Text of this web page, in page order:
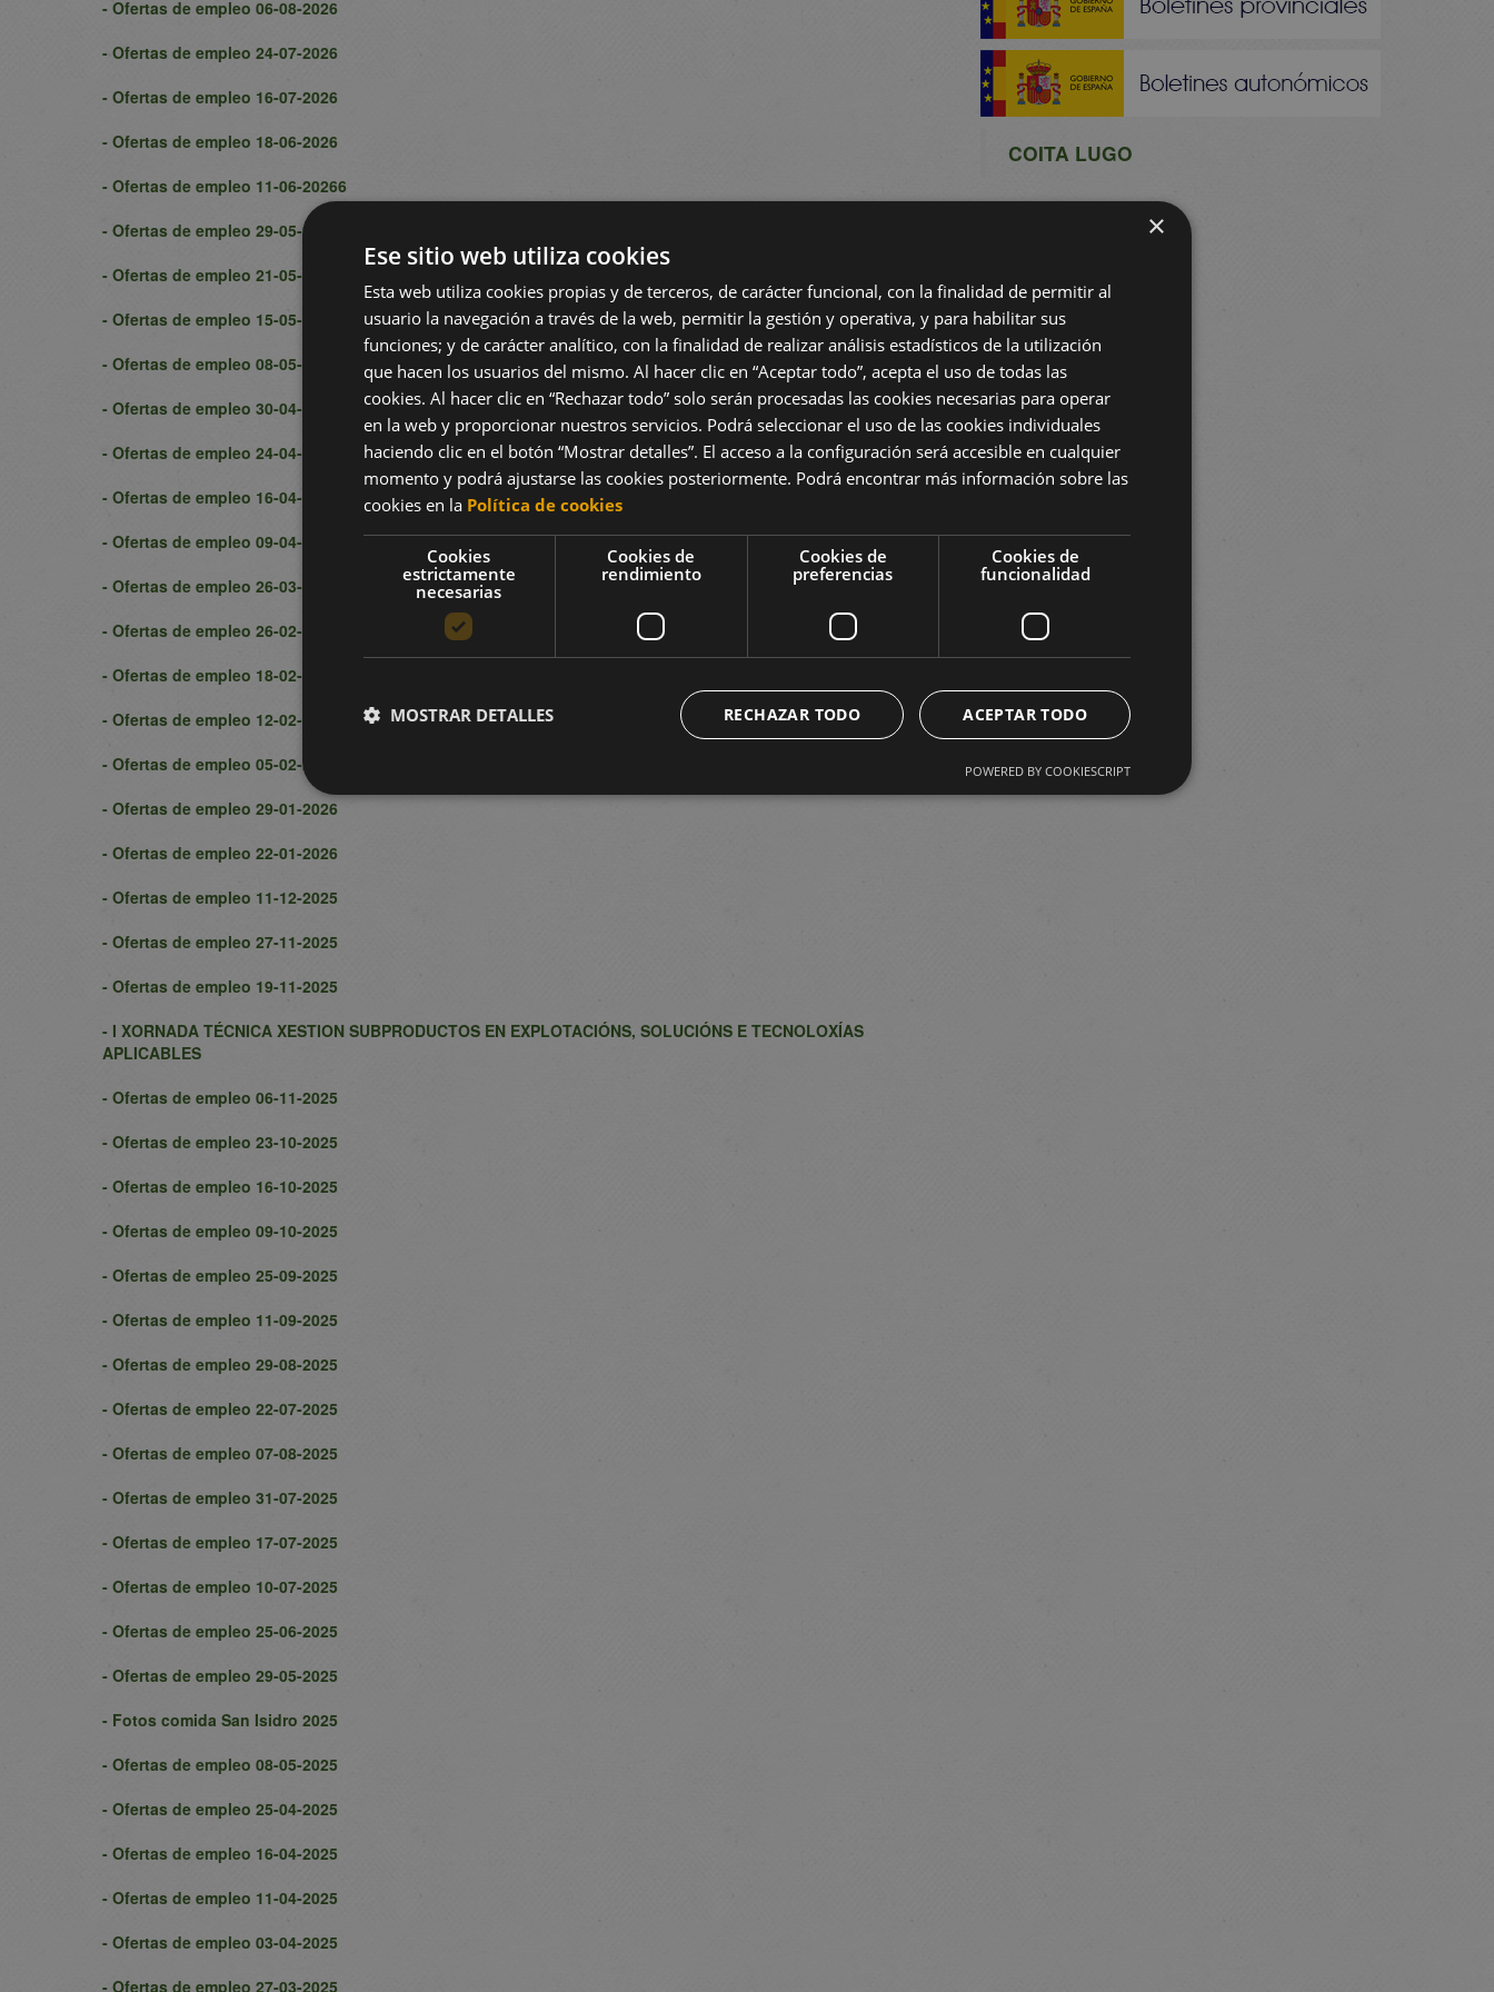
- Ofertas de empleo 06-08-2026
- Ofertas de empleo 24-07-2026
- Ofertas de empleo 16-07-2026
- Ofertas de empleo 18-06-2026
- Ofertas de empleo 11-06-20266
- Ofertas de empleo 29-05-2026
- Ofertas de empleo 21-05-2026
- Ofertas de empleo 15-05-2026
- Ofertas de empleo 08-05-2026
- Ofertas de empleo 30-04-2026
- Ofertas de empleo 24-04-2026
- Ofertas de empleo 16-04-2026
- Ofertas de empleo 09-04-2026
- Ofertas de empleo 26-03-2026
- Ofertas de empleo 26-02-2026
- Ofertas de empleo 18-02-2026
- Ofertas de empleo 12-02-2026
- Ofertas de empleo 05-02-2026
- Ofertas de empleo 29-01-2026
- Ofertas de empleo 22-01-2026
- Ofertas de empleo 11-12-2025
- Ofertas de empleo 27-11-2025
- Ofertas de empleo 19-11-2025
- I XORNADA TÉCNICA XESTION SUBPRODUCTOS EN EXPLOTACIÓNS, SOLUCIÓNS E TECNOLOXÍAS
APLICABLES
- Ofertas de empleo 06-11-2025
- Ofertas de empleo 23-10-2025
- Ofertas de empleo 16-10-2025
- Ofertas de empleo 09-10-2025
- Ofertas de empleo 25-09-2025
- Ofertas de empleo 11-09-2025
- Ofertas de empleo 29-08-2025
- Ofertas de empleo 22-07-2025
- Ofertas de empleo 07-08-2025
- Ofertas de empleo 31-07-2025
- Ofertas de empleo 17-07-2025
- Ofertas de empleo 10-07-2025
- Ofertas de empleo 25-06-2025
- Ofertas de empleo 29-05-2025
- Fotos comida San Isidro 2025
- Ofertas de empleo 08-05-2025
- Ofertas de empleo 25-04-2025
- Ofertas de empleo 16-04-2025
- Ofertas de empleo 11-04-2025
- Ofertas de empleo 03-04-2025
- Ofertas de empleo 27-03-2025
COITA LUGO
×
Ese sitio web utiliza cookies
Esta web utiliza cookies propias y de terceros, de carácter funcional, con la finalidad de permitir al
usuario la navegación a través de la web, permitir la gestión y operativa, y para habilitar sus
funciones; y de carácter analítico, con la finalidad de realizar análisis estadísticos de la utilización
que hacen los usuarios del mismo. Al hacer clic en “Aceptar todo”, acepta el uso de todas las
cookies. Al hacer clic en “Rechazar todo” solo serán procesadas las cookies necesarias para operar
en la web y proporcionar nuestros servicios. Podrá seleccionar el uso de las cookies individuales
haciendo clic en el botón “Mostrar detalles”. El acceso a la configuración será accesible en cualquier
momento y podrá ajustarse las cookies posteriormente. Podrá encontrar más información sobre las
cookies en la Política de cookies
Cookies
estrictamente
necesarias
Cookies de
rendimiento
Cookies de
preferencias
Cookies de
funcionalidad
ACEPTAR TODO
RECHAZAR TODO
MOSTRAR DETALLES
POWERED BY COOKIESCRIPT